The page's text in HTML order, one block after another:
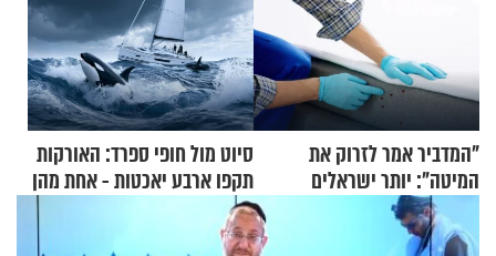
"המדביר אמר לזרוק את
המיטה": יותר ישראלים
מדווחים על מכת פשפשי
המיטה
סיוט מול חופי ספרד: האורקות
תקפו ארבע יאכטות - אחת מהן
טבעה